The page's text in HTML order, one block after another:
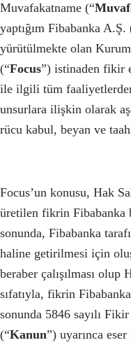
Muvafakatname (“
yaptığım Fibabanka A.Ş.
yürütülmekte olan
(“Focus”) istinaden fikir
ile ilgili tüm
unsurlara ilişkin olarak
rücu kabul, beyan ve
Focus’un konusu, Hak
üretilen fikrin Fibabanka
sonunda, Fibabanka
haline getirilmesi için
beraber çalışılması
sıfatıyla, fikrin
sonunda 5846 sayılı
(“Kanun”) uyarınca